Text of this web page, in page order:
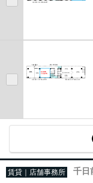
賃貸｜店舗事務所 千日